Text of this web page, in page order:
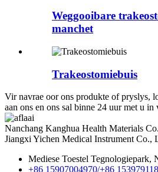
Weggooibare
manchet
Trakeostomiebuis
Vir navrae oor ons produkte of pryslys,
aan ons en ons sal binne 24 uur met u in
Nanchang Kanghua Health Materials
Jiangxi Yichen Medical Instrument Co.,
Mediese Toestel Tegnologiepark,
+86 15907004970/+86